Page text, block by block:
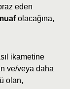
eden
olacağına,
ikametine
ve/veya daha
olan,